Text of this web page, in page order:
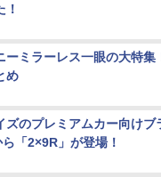
！
ーミラーレス一眼の大特集
め
ズのプレミアムカー向けブ
「2×9R」が登場！